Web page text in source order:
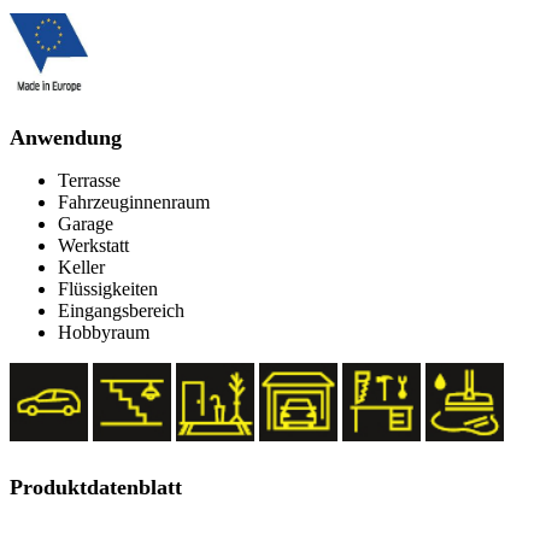
Anwendung
Terrasse
Fahrzeuginnenraum
Garage
Werkstatt
Keller
Flüssigkeiten
Eingangsbereich
Hobbyraum
Produktdatenblatt